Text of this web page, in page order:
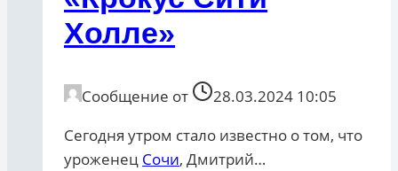
Холле»
Сообщение от
28.03.2024 10:05
Сегодня утром стало известно о том, что
уроженец Сочи, Дмитрий…